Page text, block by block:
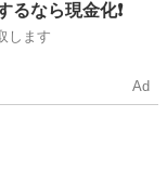
るなら現金化❗️
します
Ad